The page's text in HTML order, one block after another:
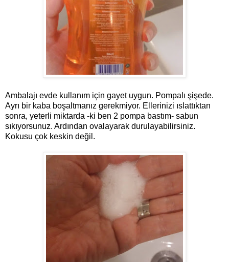
Ambalajı evde kullanım için gayet uygun. Pompalı şişede.
Ayrı bir kaba boşaltmanız gerekmiyor. Ellerinizi ıslattıktan
sonra, yeterli miktarda -ki ben 2 pompa bastım- sabun
sıkıyorsunuz. Ardından ovalayarak durulayabilirsiniz.
Kokusu çok keskin değil.